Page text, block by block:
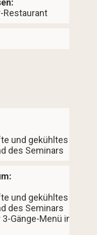
Restaurant
und gekühltes
des Seminars
und gekühltes
des Seminars
Gänge-Menü im